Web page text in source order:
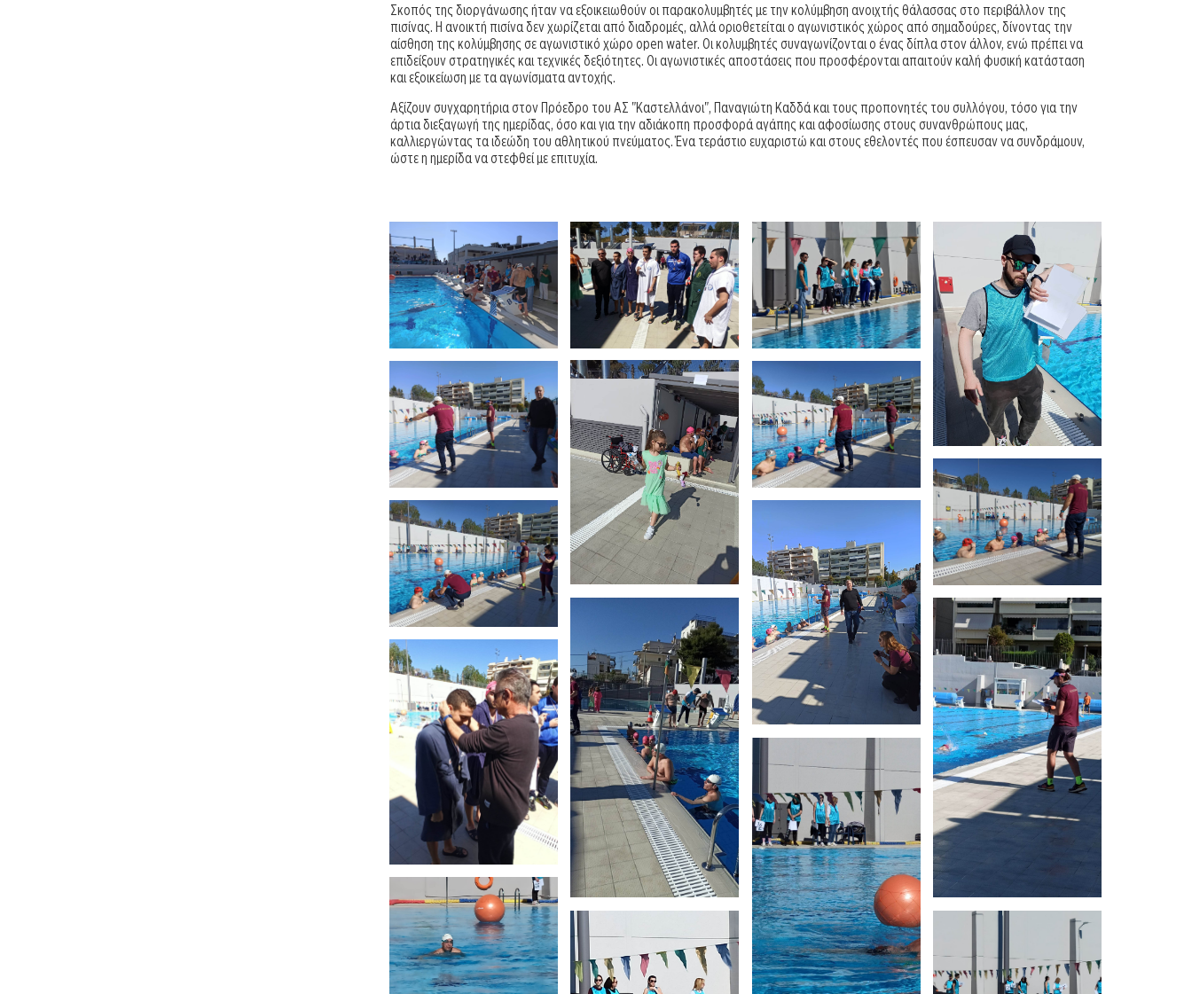
Σκοπός της διοργάνωσης ήταν να εξοικειωθούν οι παρακολυμβητές με την κολύμβηση ανοιχτής θάλασσας στο περιβάλλον της
πισίνας. Η ανοικτή πισίνα δεν χωρίζεται από διαδρομές, αλλά οριοθετείται ο αγωνιστικός χώρος από σημαδούρες, δίνοντας την
αίσθηση της κολύμβησης σε αγωνιστικό χώρο open water. Οι κολυμβητές συναγωνίζονται ο ένας δίπλα στον άλλον, ενώ πρέπει να
επιδείξουν στρατηγικές και τεχνικές δεξιότητες. Οι αγωνιστικές αποστάσεις που προσφέρονται απαιτούν καλή φυσική κατάσταση
και εξοικείωση με τα αγωνίσματα αντοχής.
Αξίζουν συγχαρητήρια στον Πρόεδρο του ΑΣ "Καστελλάνοι", Παναγιώτη Καδδά και τους προπονητές του συλλόγου, τόσο για την
άρτια διεξαγωγή της ημερίδας, όσο και για την αδιάκοπη προσφορά αγάπης και αφοσίωσης στους συνανθρώπους μας,
καλλιεργώντας τα ιδεώδη του αθλητικού πνεύματος. Ένα τεράστιο ευχαριστώ και στους εθελοντές που έσπευσαν να συνδράμουν,
ώστε η ημερίδα να στεφθεί με επιτυχία.